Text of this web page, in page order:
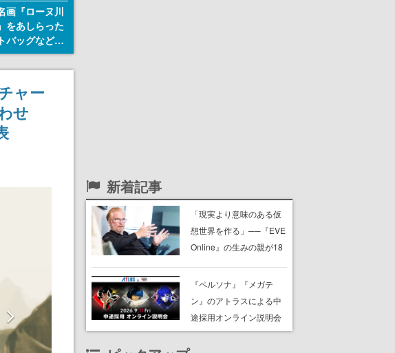
画『ローヌ川
をあしらった
バッグなどが
日21時より2
予約販売
ャー
せ
新着記事
「現実より意味のある仮
想世界を作る」──『EVE
Online』の生みの親が18
な宣言”は、比喩ではなく
本気だった
『ペルソナ』『メガテ
ン』のアトラスによる中
途採用オンライン説明会
が9月11日に無料開催。